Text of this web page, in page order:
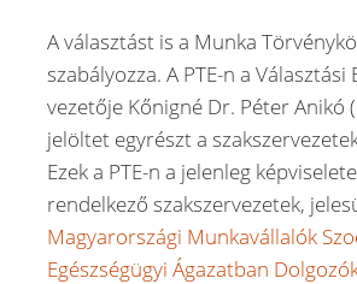
A választást is a Munka
szabályozza. A PTE-n a
vezetője Kőnigné Dr. Péter Anikó
jelöltet egyrészt a
Ezek a PTE-n a jelenleg
rendelkező szakszervezetek,
Magyarországi Munkavállalók
Egészségügyi Ágazatban